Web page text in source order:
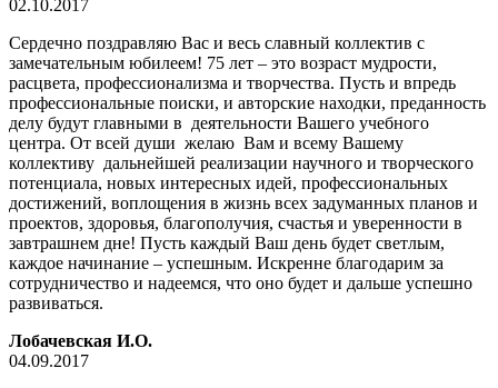
02.10.2017
Сердечно поздравляю Вас и весь славный коллектив с
замечательным юбилеем! 75 лет – это возраст мудрости,
расцвета, профессионализма и творчества. Пусть и впредь
профессиональные поиски, и авторские находки, преданность
делу будут главными в деятельности Вашего учебного
центра. От всей души желаю Вам и всему Вашему
коллективу дальнейшей реализации научного и творческого
потенциала, новых интересных идей, профессиональных
достижений, воплощения в жизнь всех задуманных планов и
проектов, здоровья, благополучия, счастья и уверенности в
завтрашнем дне! Пусть каждый Ваш день будет светлым,
каждое начинание – успешным. Искренне благодарим за
сотрудничество и надеемся, что оно будет и дальше успешно
развиваться.
Лобачевская И.О.
04.09.2017